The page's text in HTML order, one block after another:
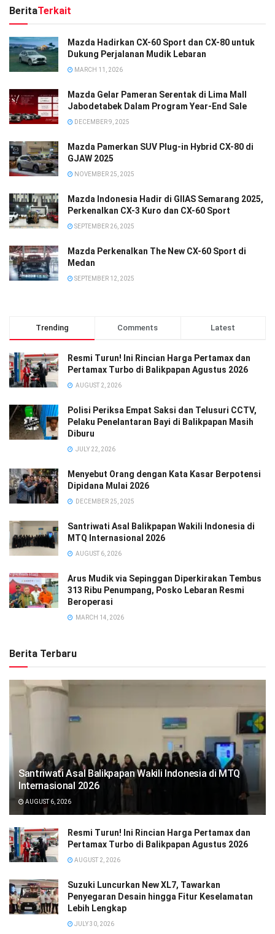
BeritaTerkait
Mazda Hadirkan CX-60 Sport dan CX-80 untuk
Dukung Perjalanan Mudik Lebaran
MARCH 11, 2026
Mazda Gelar Pameran Serentak di Lima Mall
Jabodetabek Dalam Program Year-End Sale
DECEMBER 9, 2025
Mazda Pamerkan SUV Plug-in Hybrid CX-80 di
GJAW 2025
NOVEMBER 25, 2025
Mazda Indonesia Hadir di GIIAS Semarang 2025,
Perkenalkan CX-3 Kuro dan CX-60 Sport
SEPTEMBER 26, 2025
Mazda Perkenalkan The New CX-60 Sport di
Medan
SEPTEMBER 12, 2025
Trending Comments Latest
Resmi Turun! Ini Rincian Harga Pertamax dan
Pertamax Turbo di Balikpapan Agustus 2026
AUGUST 2, 2026
Polisi Periksa Empat Saksi dan Telusuri CCTV,
Pelaku Penelantaran Bayi di Balikpapan Masih
Diburu
JULY 22, 2026
Menyebut Orang dengan Kata Kasar Berpotensi
Dipidana Mulai 2026
DECEMBER 25, 2025
Santriwati Asal Balikpapan Wakili Indonesia di
MTQ Internasional 2026
AUGUST 6, 2026
Arus Mudik via Sepinggan Diperkirakan Tembus
313 Ribu Penumpang, Posko Lebaran Resmi
Beroperasi
MARCH 14, 2026
Berita Terbaru
Santriwati Asal Balikpapan Wakili Indonesia di MTQ
Internasional 2026
AUGUST 6, 2026
Resmi Turun! Ini Rincian Harga Pertamax dan
Pertamax Turbo di Balikpapan Agustus 2026
AUGUST 2, 2026
Suzuki Luncurkan New XL7, Tawarkan
Penyegaran Desain hingga Fitur Keselamatan
Lebih Lengkap
JULY 30, 2026